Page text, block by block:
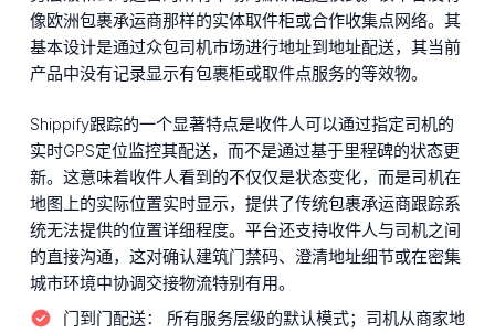
像欧洲包裹承运商那样的实体取件柜或合作收集点网络。其
基本设计是通过众包司机市场进行地址到地址配送，其当前
产品中没有记录显示有包裹柜或取件点服务的等效物。
Shippify跟踪的一个显著特点是收件人可以通过指定司机的
实时GPS定位监控其配送，而不是通过基于里程碑的状态更
新。这意味着收件人看到的不仅仅是状态变化，而是司机在
地图上的实际位置实时显示，提供了传统包裹承运商跟踪系
统无法提供的位置详细程度。平台还支持收件人与司机之间
的直接沟通，这对确认建筑门禁码、澄清地址细节或在密集
城市环境中协调交接物流特别有用。
门到门配送：
所有服务层级的默认模式；司机从商家地